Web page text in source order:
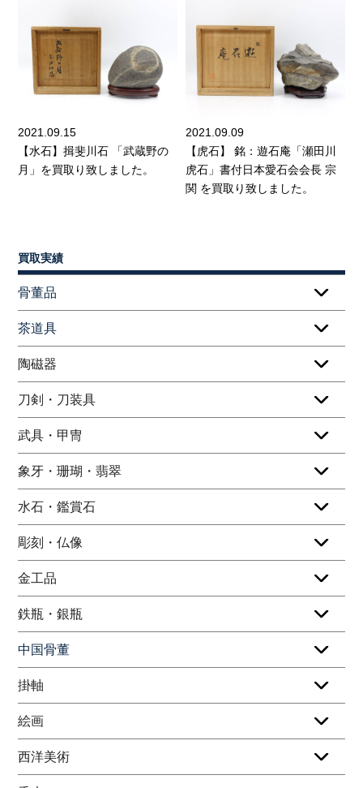
2021.09.15
【水石】揖斐川石 「武蔵野の
月」を買取り致しました。
2021.09.09
【虎石】 銘：遊石庵「瀬田川
虎石」書付日本愛石会会長 宗
関 を買取り致しました。
買取実績
骨董品
茶道具
陶磁器
刀剣・刀装具
武具・甲冑
象牙・珊瑚・翡翠
水石・鑑賞石
彫刻・仏像
金工品
鉄瓶・銀瓶
中国骨董
掛軸
絵画
西洋美術